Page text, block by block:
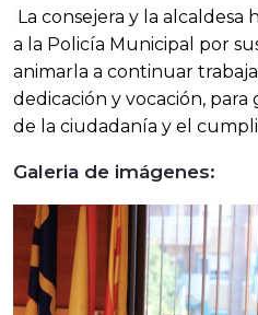
La consejera y la
a la Policía Municipal por
animarla a continuar
dedicación y vocación,
de la ciudadanía y el
Galeria de imágenes: